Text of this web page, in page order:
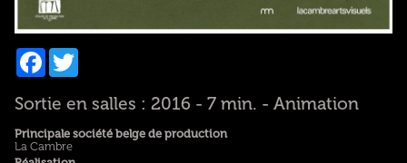
Facebook
Twitter
Sortie en salles : 2016 - 7 min. - Animation
Principale société belge de production
La Cambre